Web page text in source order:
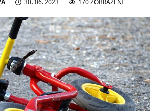
30. 06. 2023 170 ZOBRAZENÍ